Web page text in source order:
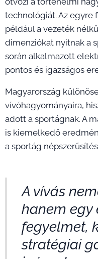
technológiát. Az
például a vezeték
dimenziókat nyitnak a
során alkalmazott
pontos és igazságos
Magyarország
vívóhagyományaira,
adott a sportágnak. A
is kiemelkedő
a sportág
A vívás
hanem egy
fegyelmet,
stratégiai